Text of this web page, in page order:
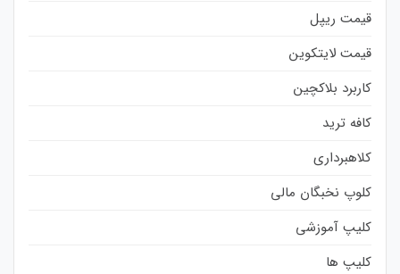
قیمت ریپل
قیمت لایتکوین
کاربرد بلاکچین
کافه ترید
کلاهبرداری
کلوپ نخبگان مالی
کلیپ آموزشی
کلیپ ها